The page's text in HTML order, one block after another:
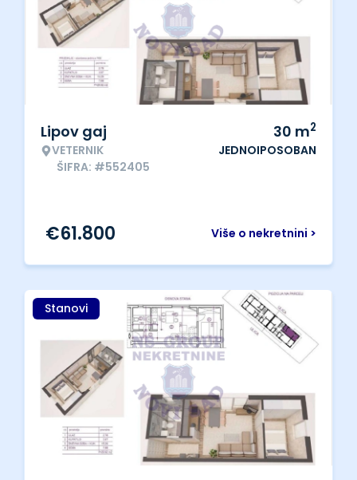
Lipov gaj
VETERNIK
ŠIFRA: #552405
30 m2
JEDNOIPOSOBAN
Više o nekretnini >
€61.800
Stanovi